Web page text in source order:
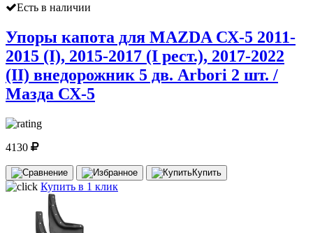
Есть в наличии
Упоры капота для MAZDA СХ-5 2011-
2015 (I), 2015-2017 (I рест.), 2017-2022
(II) внедорожник 5 дв. Arbori 2 шт. /
Мазда СХ-5
4130
Купить
Купить в 1 клик